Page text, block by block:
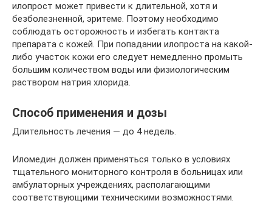
илопрост может привести к длительной, хотя и
безболезненной, эритеме. Поэтому необходимо
соблюдать осторожность и избегать контакта
препарата с кожей. При попадании илопроста на какой-
либо участок кожи его следует немедленно промыть
большим количеством воды или физиологическим
раствором натрия хлорида.
Способ применения и дозы
Длительность лечения — до 4 недель.
Иломедин должен применяться только в условиях
тщательного мониторного контроля в больницах или
амбулаторных учреждениях, располагающими
соответствующими техническими возможностями.